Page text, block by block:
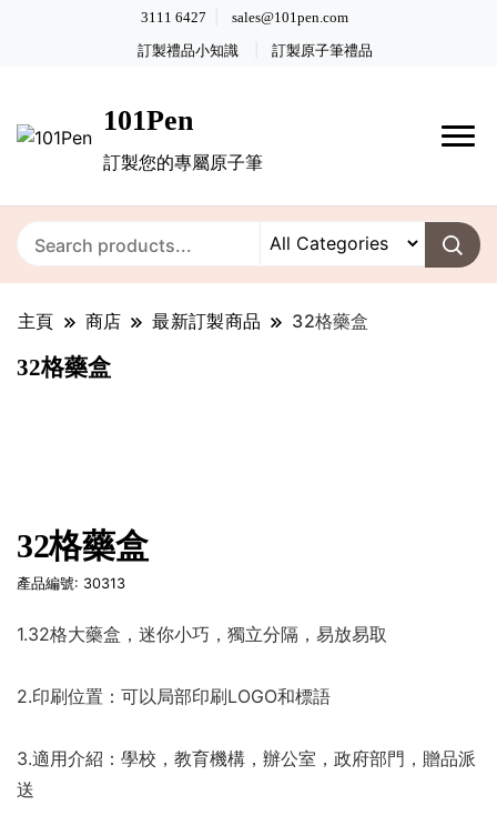
3111 6427 sales@101pen.com
訂製禮品小知識 訂製原子筆禮品
101Pen
訂製您的專屬原子筆
主頁 商店 最新訂製商品 32格藥盒
32格藥盒
32格藥盒
產品編號: 30313
1.32格大藥盒，迷你小巧，獨立分隔，易放易取
2.印刷位置：可以局部印刷LOGO和標語
3.適用介紹：學校，教育機構，辦公室，政府部門，贈品派
送